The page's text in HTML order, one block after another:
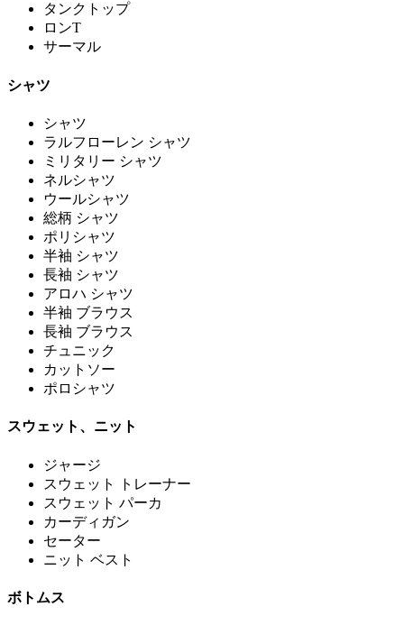
タンクトップ
ロンT
サーマル
シャツ
シャツ
ラルフローレン シャツ
ミリタリー シャツ
ネルシャツ
ウールシャツ
総柄 シャツ
ポリシャツ
半袖 シャツ
長袖 シャツ
アロハ シャツ
半袖 ブラウス
長袖 ブラウス
チュニック
カットソー
ポロシャツ
スウェット、ニット
ジャージ
スウェット トレーナー
スウェット パーカ
カーディガン
セーター
ニット ベスト
ボトムス